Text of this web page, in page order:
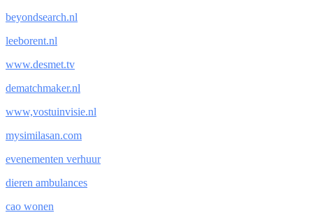
beyondsearch.nl
leeborent.nl
www.desmet.tv
dematchmaker.nl
www,vostuinvisie.nl
mysimilasan.com
evenementen verhuur
dieren ambulances
cao wonen